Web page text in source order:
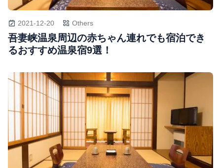
2021-12-20 Others
吾妻峡温泉周辺の赤ちゃん連れでも宿泊でき
るおすすめ温泉宿9選！